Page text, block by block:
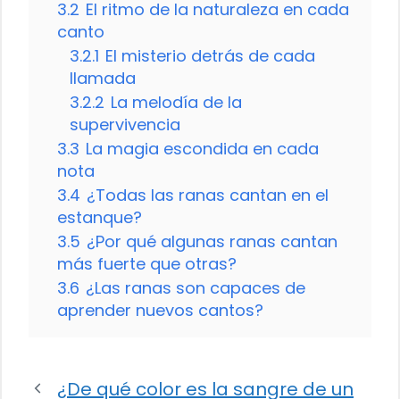
3.2 El ritmo de la naturaleza en cada
canto
3.2.1 El misterio detrás de cada
llamada
3.2.2 La melodía de la
supervivencia
3.3 La magia escondida en cada
nota
3.4 ¿Todas las ranas cantan en el
estanque?
3.5 ¿Por qué algunas ranas cantan
más fuerte que otras?
3.6 ¿Las ranas son capaces de
aprender nuevos cantos?
¿De qué color es la sangre de un